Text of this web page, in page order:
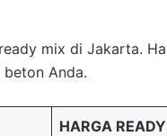
mix di Jakarta.
Anda.
HARGA